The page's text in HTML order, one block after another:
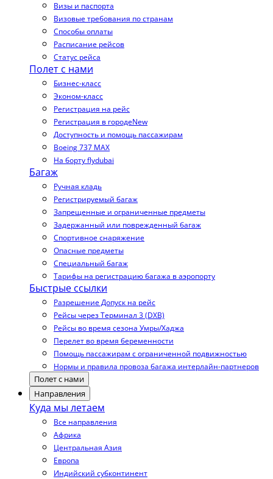
Визы и паспорта
Визовые требования по странам
Способы оплаты
Расписание рейсов
Статус рейса
Полет с нами
Бизнес-класс
Эконом-класс
Регистрация на рейс
Регистрация в городеNew
Доступность и помощь пассажирам
Boeing 737 MAX
На борту flydubai
Багаж
Ручная кладь
Регистрируемый багаж
Запрещенные и ограниченные предметы
Задержанный или поврежденный багаж
Спортивное снаряжение
Опасные предметы
Специальный багаж
Тарифы на регистрацию багажа в аэропорту
Быстрые ссылки
Разрешение Допуск на рейс
Рейсы через Терминал 3 (DXB)
Рейсы во время сезона Умры/Хаджа
Перелет во время беременности
Помощь пассажирам с ограниченной подвижностью
Нормы и правила провоза багажа интерлайн-партнеров
Полет с нами
Направления
Куда мы летаем
Все направления
Африка
Центральная Азия
Европа
Индийский субконтинент